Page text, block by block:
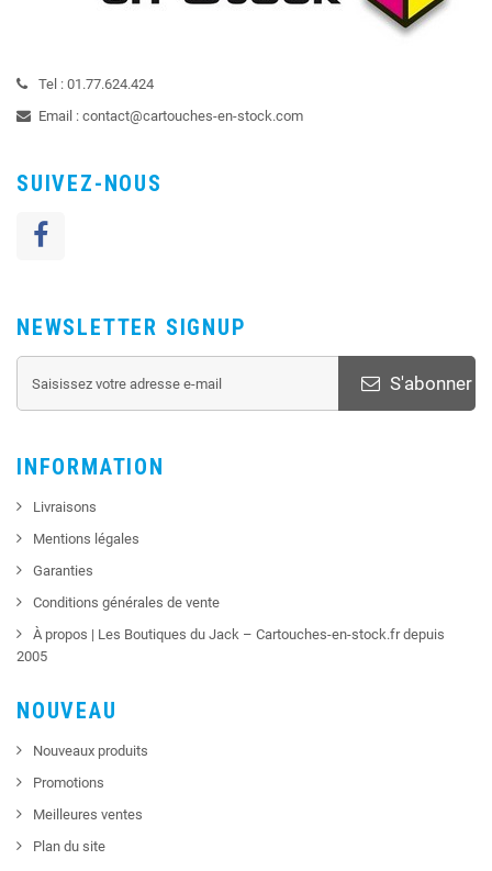
Tel : 01.77.624.424
Email : contact@cartouches-en-stock.com
SUIVEZ-NOUS
NEWSLETTER SIGNUP
S'abonner
INFORMATION
Livraisons
Mentions légales
Garanties
Conditions générales de vente
À propos | Les Boutiques du Jack – Cartouches-en-stock.fr depuis
2005
NOUVEAU
Nouveaux produits
Promotions
Meilleures ventes
Plan du site